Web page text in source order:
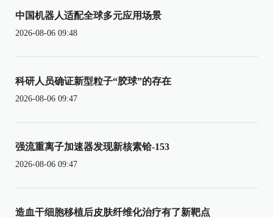
中国机器人适配全球多元应用场景
2026-08-06 09:48
科研人员确证新型粒子“胶球”的存在
2026-08-06 09:47
强流重离子加速器发现新核素铪-153
2026-08-06 09:47
造血干细胞移植后皮肤纤维化治疗有了新靶点